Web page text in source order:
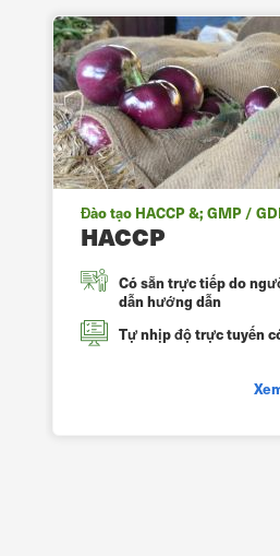
Đào tạo HACCP &; GMP /
HACCP
Có sẵn trực tiếp do
dẫn hướng dẫn
Tự nhịp độ trực tuyến